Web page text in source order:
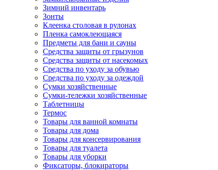
Зимний инвентарь
Зонты
Клеенка столовая в рулонах
Пленка самоклеющаяся
Предметы для бани и сауны
Средства защиты от грызунов
Средства защиты от насекомых
Средства по уходу за обувью
Средства по уходу за одеждой
Сумки хозяйственные
Сумки-тележки хозяйственные
Таблетницы
Термос
Товары для ванной комнаты
Товары для дома
Товары для консервирования
Товары для туалета
Товары для уборки
Фиксаторы, блокираторы